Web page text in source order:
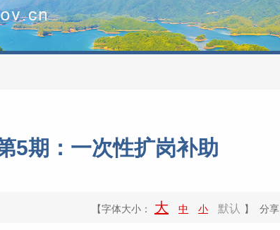
5期：一次性扩岗补助
【字体大小： 大 中 小 默认 】 分享